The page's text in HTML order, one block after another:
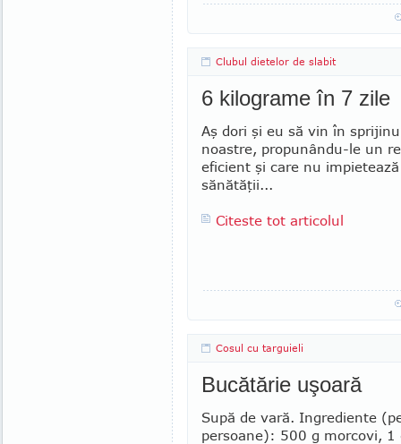
Clubul dietelor de slabit
6 kilograme în 7 zile
Aş dori şi eu să vin în
noastre, propunân­du-le un
eficient şi care nu
sănătăţii...
Citeste tot articolul
Cosul cu targuieli
Bucătărie uşoară
Supă de vară. Ingrediente
persoane): 500 g mor­covi, 1